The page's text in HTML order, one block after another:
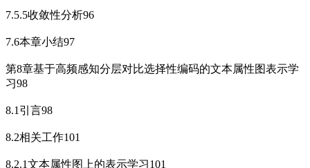
7.5.5收敛性分析96
7.6本章小结97
第8章基于高频感知分层对比选择性编码的文本属性图表示学
习98
8.1引言98
8.2相关工作101
8.2.1文本属性图上的表示学习101